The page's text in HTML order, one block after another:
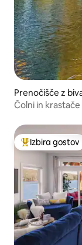
Prenočišče z
tonington
Čolni in
Najbolj
Izbira gostov